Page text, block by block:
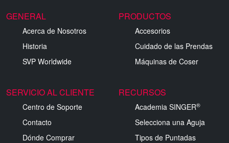
GENERAL
Acerca de Nosotros
Historia
SVP Worldwide
PRODUCTOS
Accesorios
Cuidado de las Prendas
Máquinas de Coser
SERVICIO AL CLIENTE
Centro de Soporte
Contacto
Dónde Comprar
RECURSOS
Academia SINGER®
Selecciona una Aguja
Tipos de Puntadas